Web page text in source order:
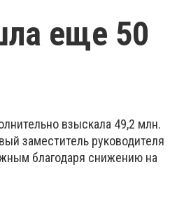
еще 50
взыскала 49,2 млн.
заместитель руководителя
благодаря снижению на